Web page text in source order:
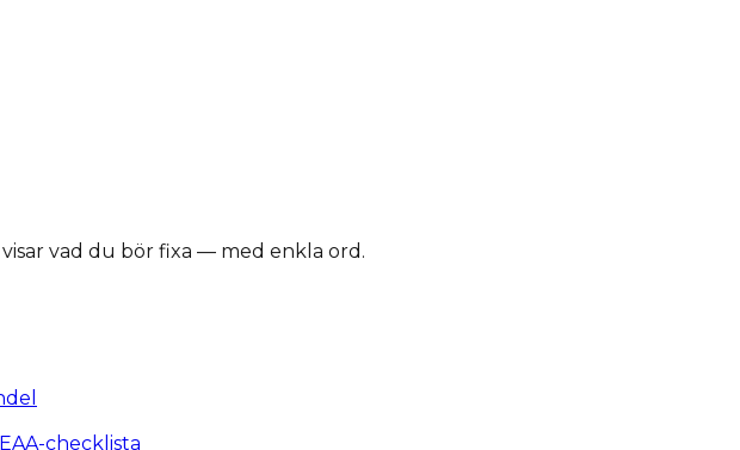
vad du bör fixa — med enkla ord.
EAA-checklista